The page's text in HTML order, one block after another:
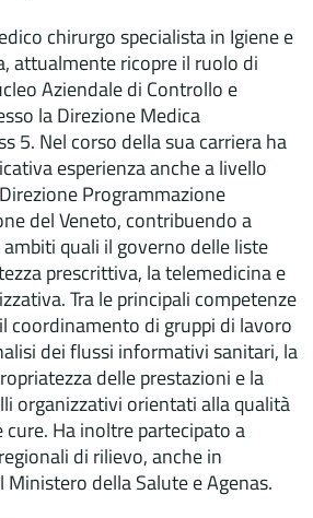
chirurgo specialista in Igiene e
attualmente ricopre il ruolo di
Aziendale di Controllo e
la Direzione Medica
5. Nel corso della sua carriera ha
esperienza anche a livello
Programmazione
del Veneto, contribuendo a
quali il governo delle liste
prescrittiva, la telemedicina e
Tra le principali competenze
coordinamento di gruppi di lavoro
dei flussi informativi sanitari, la
delle prestazioni e la
organizzativi orientati alla qualità
cure. Ha inoltre partecipato a
di rilievo, anche in
della Salute e Agenas.